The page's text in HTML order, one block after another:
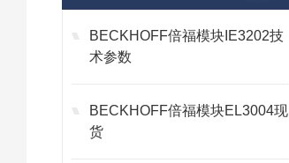
BECKHOFF倍福模块IE3202技
术参数
BECKHOFF倍福模块EL3004现
货